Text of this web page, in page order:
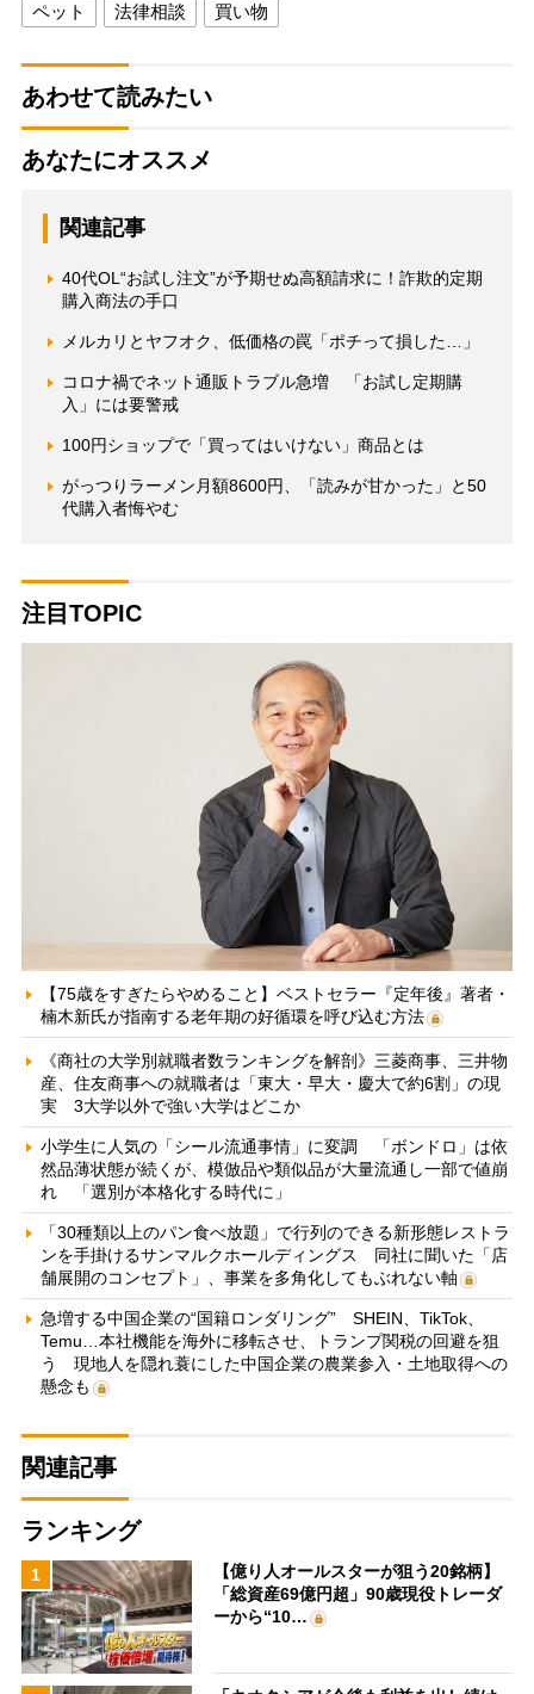
ペット 法律相談 買い物
あわせて読みたい
あなたにオススメ
関連記事
40代OL“お試し注文”が予期せぬ高額請求に！詐欺的定期
購入商法の手口
メルカリとヤフオク、低価格の罠「ポチって損した…」
コロナ禍でネット通販トラブル急増 「お試し定期購
入」には要警戒
100円ショップで「買ってはいけない」商品とは
がっつりラーメン月額8600円、「読みが甘かった」と50
代購入者悔やむ
注目TOPIC
【75歳をすぎたらやめること】ベストセラー『定年後』著者・
楠木新氏が指南する老年期の好循環を呼び込む方法
《商社の大学別就職者数ランキングを解剖》三菱商事、三井物
産、住友商事への就職者は「東大・早大・慶大で約6割」の現
実 3大学以外で強い大学はどこか
小学生に人気の「シール流通事情」に変調 「ボンドロ」は依
然品薄状態が続くが、模倣品や類似品が大量流通し一部で値崩
れ 「選別が本格化する時代に」
「30種類以上のパン食べ放題」で行列のできる新形態レストラ
ンを手掛けるサンマルクホールディングス 同社に聞いた「店
舗展開のコンセプト」、事業を多角化してもぶれない軸
急増する中国企業の“国籍ロンダリング” SHEIN、TikTok、
Temu…本社機能を海外に移転させ、トランプ関税の回避を狙
う 現地人を隠れ蓑にした中国企業の農業参入・土地取得への
懸念も
関連記事
ランキング
1
【億り人オールスターが狙う20銘柄】
「総資産69億円超」90歳現役トレーダ
ーから“10…